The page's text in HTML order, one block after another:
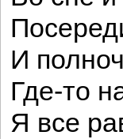
И
Где-то
Я все